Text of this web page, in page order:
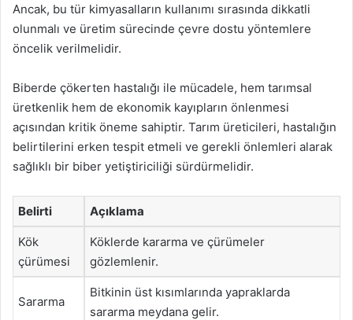
Ancak, bu tür kimyasalların kullanımı sırasında dikkatli
olunmalı ve üretim sürecinde çevre dostu yöntemlere
öncelik verilmelidir.
Biberde çökerten hastalığı ile mücadele, hem tarımsal
üretkenlik hem de ekonomik kayıpların önlenmesi
açısından kritik öneme sahiptir. Tarım üreticileri, hastalığın
belirtilerini erken tespit etmeli ve gerekli önlemleri alarak
sağlıklı bir biber yetiştiriciliği sürdürmelidir.
Belirti Açıklama
Kök
çürümesi
Köklerde kararma ve çürümeler
gözlemlenir.
Sararma
Bitkinin üst kısımlarında yapraklarda
sararma meydana gelir.